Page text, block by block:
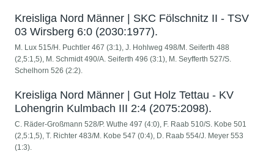
Kreisliga Nord Männer | SKC Fölschnitz II - TSV
03 Wirsberg 6:0 (2030:1977).
M. Lux 515/H. Puchtler 467 (3:1), J. Hohlweg 498/M. Seiferth 488
(2,5:1,5), M. Schmidt 490/A. Seiferth 496 (3:1), M. Seyfferth 527/S.
Schelhorn 526 (2:2).
Kreisliga Nord Männer | Gut Holz Tettau - KV
Lohengrin Kulmbach III 2:4 (2075:2098).
C. Räder-Großmann 528/P. Wuthe 497 (4:0), F. Raab 510/S. Kobe 501
(2,5:1,5), T. Richter 483/M. Kobe 547 (0:4), D. Raab 554/J. Meyer 553
(1:3).